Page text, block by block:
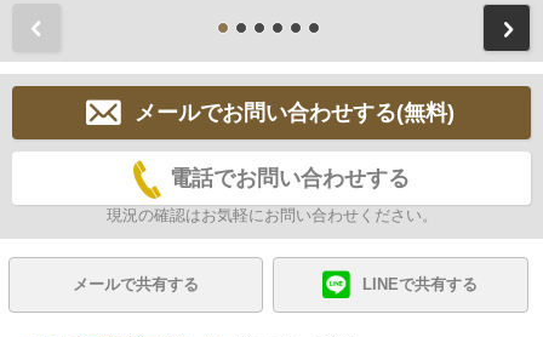
メールでお問い合わせする(無料)
電話でお問い合わせする
現況の確認はお気軽にお問い合わせください。
メールで共有する LINEで共有する